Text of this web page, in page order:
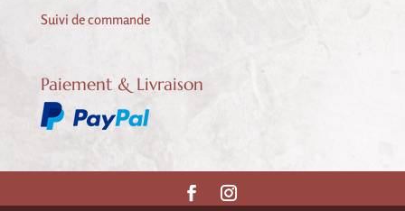
Suivi de commande
Paiement & Livraison